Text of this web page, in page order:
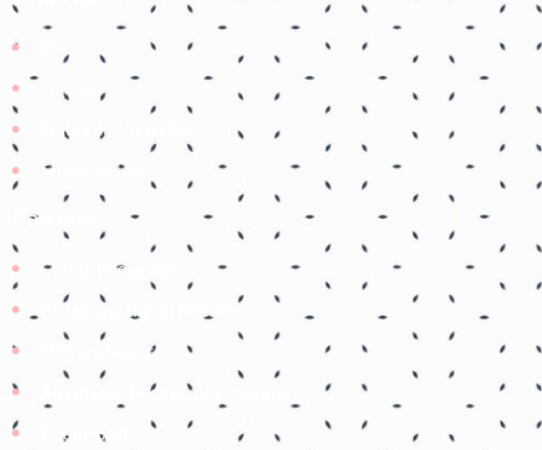
Contato
Política de Privacidade
Termos de Uso
Parceiros
Coruja Pedagogica
Pedagogia Ingrid Moraes
SOS professor
Atividades Pedagógicas Suzano
Etiene prof